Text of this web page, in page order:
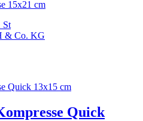
St
& Co. KG
Quick